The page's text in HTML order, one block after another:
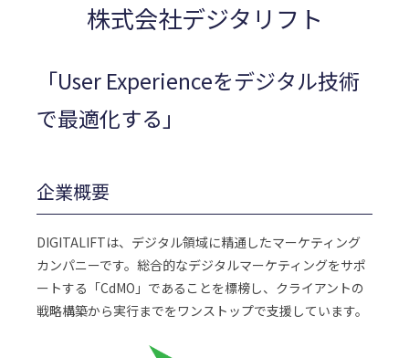
株式会社デジタリフト
「User Experienceをデジタル技術
で最適化する」
企業概要
DIGITALIFTは、デジタル領域に精通したマーケティング
カンパニーです。総合的なデジタルマーケティングをサポ
ートする「CdMO」であることを標榜し、クライアントの
戦略構築から実行までをワンストップで支援しています。